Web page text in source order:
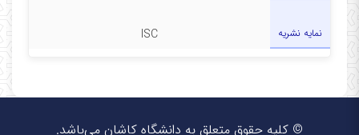
نمایه نشریه ISC
© کلیه حقوق متعلق به دانشگاه کاشان می‌باشد.